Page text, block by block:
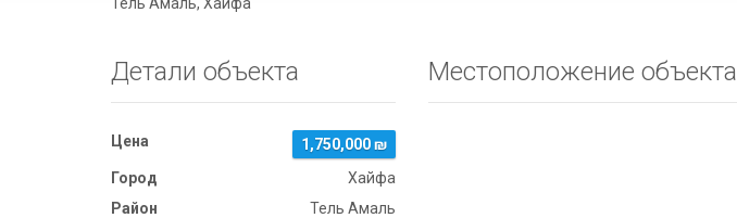
Детали объекта
Цена
1,750,000 ₪
Город
Хайфа
Район
Тель Амаль
Местоположение объекта